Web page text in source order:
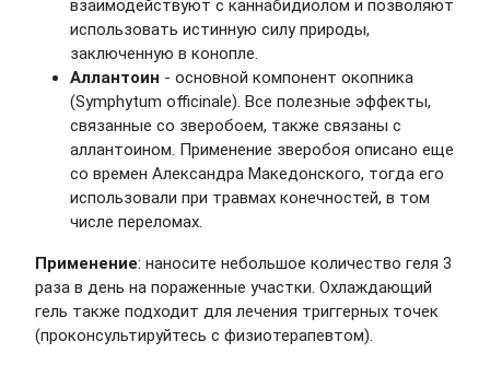
взаимодействуют с каннабидиолом и позволяют
использовать истинную силу природы,
заключенную в конопле.
Аллантоин - основной компонент окопника
(Symphytum officinale). Все полезные эффекты,
связанные со зверобоем, также связаны с
аллантоином. Применение зверобоя описано еще
со времен Александра Македонского, тогда его
использовали при травмах конечностей, в том
числе переломах.
Применение: наносите небольшое количество геля 3
раза в день на пораженные участки. Охлаждающий
гель также подходит для лечения триггерных точек
(проконсультируйтесь с физиотерапевтом).